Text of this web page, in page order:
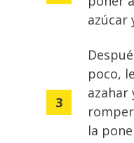
azúcar
poco,
azahar
la